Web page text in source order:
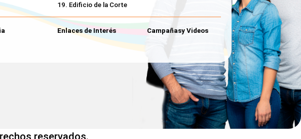
19. Edificio de la Corte
Enlaces de Interés Campañasy Videos
reservados.